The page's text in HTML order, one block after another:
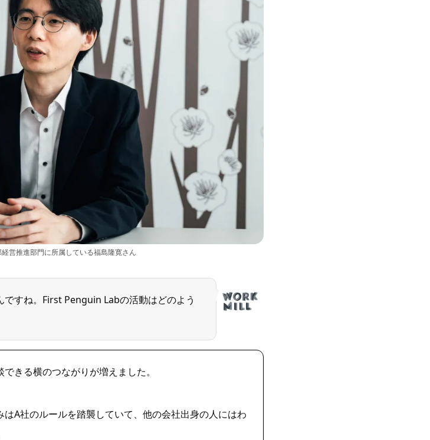
営推進部門に所属している福島隆寛さん
すね。First Penguin Labの活動はどのよう
きる横のつながりが増えました。
A社のルールを踏襲していて、他の会社出身の人にはわ